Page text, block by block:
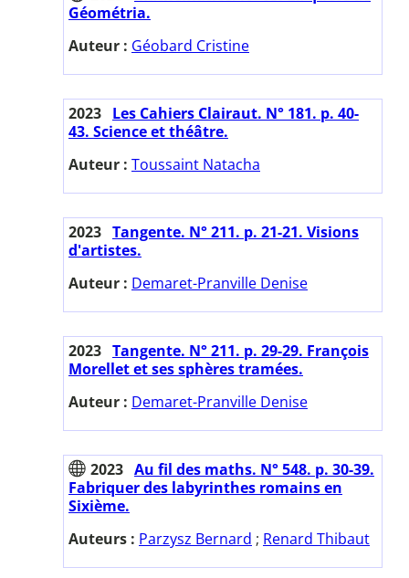
Géométria.
Auteur : Géobard Cristine
2023 Les Cahiers Clairaut. N° 181. p. 40-
43. Science et théâtre.
Auteur : Toussaint Natacha
2023 Tangente. N° 211. p. 21-21. Visions
d'artistes.
Auteur : Demaret-Pranville Denise
2023 Tangente. N° 211. p. 29-29. François
Morellet et ses sphères tramées.
Auteur : Demaret-Pranville Denise
2023 Au fil des maths. N° 548. p. 30-39.
Fabriquer des labyrinthes romains en
Sixième.
Auteurs : Parzysz Bernard ; Renard Thibaut